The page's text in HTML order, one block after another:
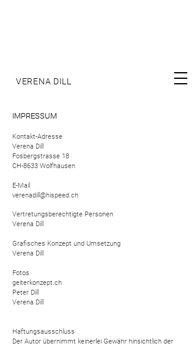
VERENA DILL
IMPRESSUM
Kontakt-Adresse
Verena Dill
Fosbergstrasse 18
CH-8633 Wolfhausen
E-Mail
verenadill@hispeed.ch
Vertretungsberechtigte Personen
Verena Dill
Grafisches Konzept und Umsetzung
Verena Dill
Fotos
geiterkonzept.ch
Peter Dill
Verena Dill
Haftungsausschluss
Der Autor übernimmt keinerlei Gewähr hinsichtlich der